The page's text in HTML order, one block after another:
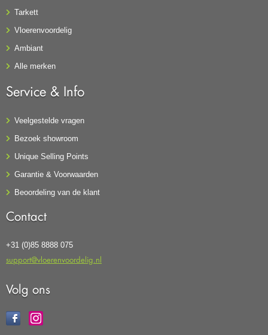
Tarkett
Vloerenvoordelig
Ambiant
Alle merken
Service & Info
Veelgestelde vragen
Bezoek showroom
Unique Selling Points
Garantie & Voorwaarden
Beoordeling van de klant
Contact
+31 (0)85 8888 075
support@vloerenvoordelig.nl
Volg ons